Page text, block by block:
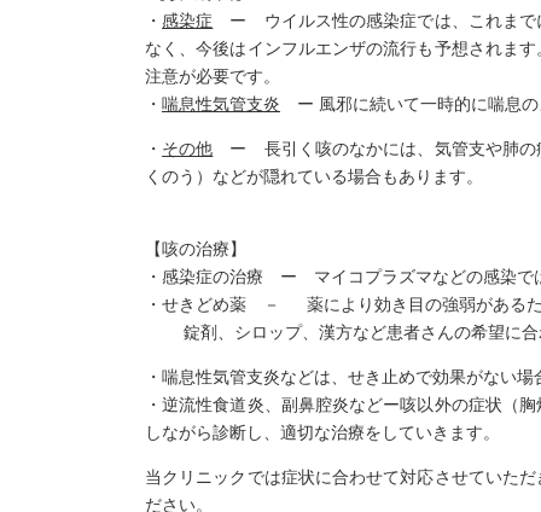
・感染症 ー ウイルス性の感染症では、これまで
なく、今後はインフルエンザの流行も予想されま
注意が必要です。
・ 喘息性気管支炎 ー 風邪に続いて一時的に喘息
・ その他 ー 長引く咳のなかには、気管支や肺の
くのう）などが隠れている場合もあります。
【咳の治療】
・感染症の治療 ー マイコプラズマなどの感染で
・せきどめ薬 － 薬により効き目の強弱がある
錠剤、シロップ、漢方など患者さんの希望に合
・喘息性気管支炎などは、せき止めで効果がない
・逆流性食道炎、副鼻腔炎などー咳以外の症状（
しながら診断し、適切な治療をしていきます。
当クリニックでは症状に合わせて対応させていた
ださい。